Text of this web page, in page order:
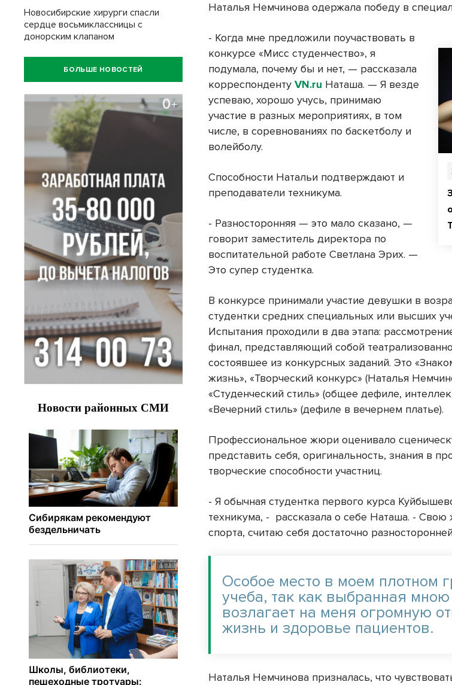
Наталья Немчинова одержала победу в
- Когда мне предложили поучаствовать в
конкурсе «Мисс студенчество», я
подумала, почему бы и нет, — рассказала
корреспондентуVN.ru Наташа. — Я везде
успеваю, хорошо учусь, принимаю
участие в разных мероприятиях, в том
числе, в соревнованиях по баскетболу и
волейболу.
Способности Натальи подтверждают и
преподаватели техникума.
- Разносторонняя — это мало сказано, —
говорит заместитель директора по
воспитательной работе Светлана Эрих. —
Это супер студентка.
В конкурсе принимали участие девушки в
студентки средних специальных или высших
Испытания проходили в два этапа:
финал, представляющий собой
состоявшее из конкурсных заданий. Это
жизнь», «Творческий конкурс» (Наталья
«Студенческий стиль» (общее дефиле,
«Вечерний стиль» (дефиле в вечернем платье).
Профессиональное жюри оценивало
представить себя, оригинальность, знания в
творческие способности участниц.
- Я обычная студентка первого курса
техникума, - рассказала о себе Наташа. -
спорта, считаю себя достаточно
Особое место в моем плотном
учеба, так как выбранная
возлагает на меня огромную
жизнь и здоровье пациентов.
Наталья Немчинова призналась, что
Новосибирские хирурги спасли
сердце восьмиклассницы с
донорским клапаном
БОЛЬШЕ НОВОСТЕЙ